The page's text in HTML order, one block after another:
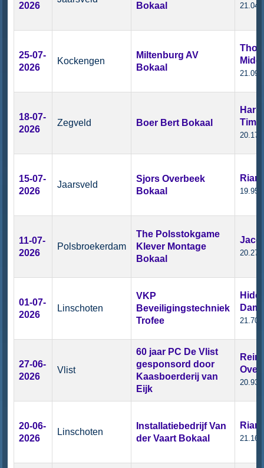
2026 Bokaal 21.04
25-07-
2026
Kockengen
Miltenburg AV
Bokaal
21.09
18-07-
2026
Zegveld Boer Bert Bokaal
20.17
15-07-
2026
Jaarsveld
Sjors Overbeek
Bokaal
Rian
19.95
11-07-
2026
Polsbroekerdam
The Polsstokgame
Klever Montage
Bokaal
Jaco
20.27
01-07-
2026
Linschoten
VKP
Beveiligingstechniek
Trofee
Dam
21.70
27-06-
2026
Vlist
60 jaar PC De Vlist
gesponsord door
Kaasboerderij van
Eijk
20.93
20-06-
2026
Linschoten
Installatiebedrijf Van
der Vaart Bokaal
Rian
21.16